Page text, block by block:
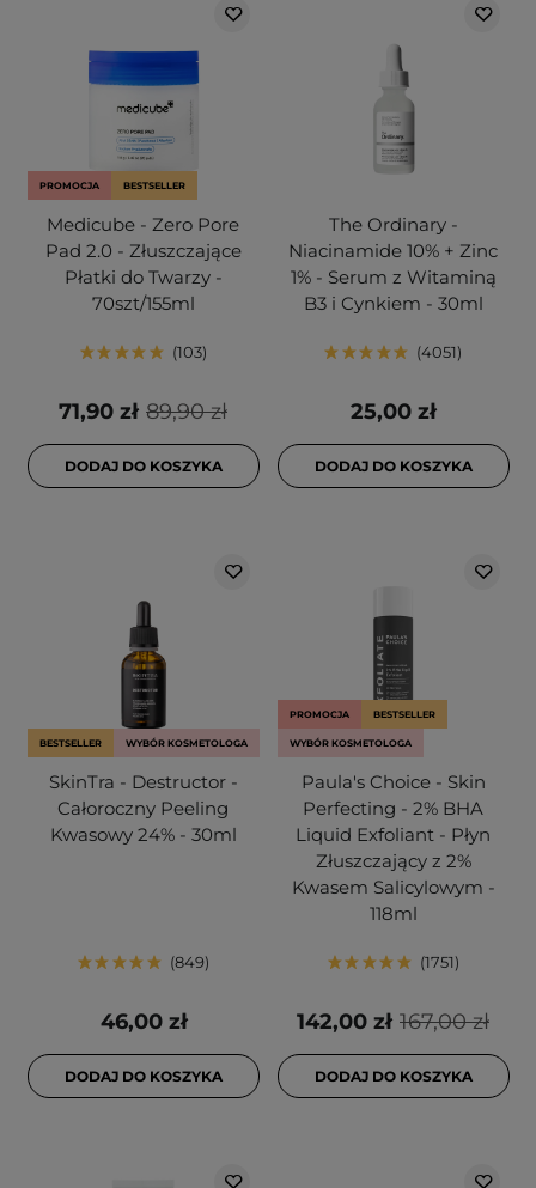
PROMOCJA BESTSELLER
Medicube - Zero Pore
Pad 2.0 - Złuszczające
Płatki do Twarzy -
70szt/155ml
103
89,90 zł
71,90 zł
DODAJ DO KOSZYKA
The Ordinary -
Niacinamide 10% + Zinc
1% - Serum z Witaminą
B3 i Cynkiem - 30ml
4051
25,00 zł
DODAJ DO KOSZYKA
BESTSELLER WYBÓR KOSMETOLOGA
SkinTra - Destructor -
Całoroczny Peeling
Kwasowy 24% - 30ml
849
46,00 zł
DODAJ DO KOSZYKA
PROMOCJA BESTSELLER
WYBÓR KOSMETOLOGA
Paula's Choice - Skin
Perfecting - 2% BHA
Liquid Exfoliant - Płyn
Złuszczający z 2%
Kwasem Salicylowym -
118ml
1751
167,00 zł
142,00 zł
DODAJ DO KOSZYKA